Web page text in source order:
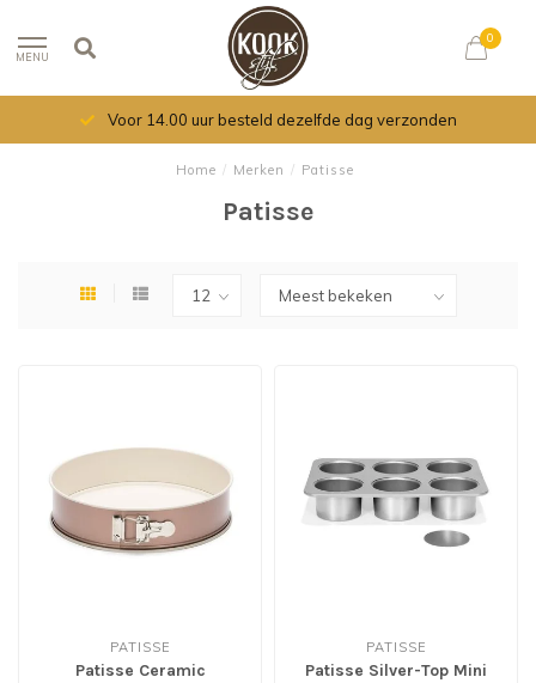
MENU
0
Voor 14.00 uur besteld dezelfde dag verzonden
Home / Merken / Patisse
Patisse
PATISSE
Patisse Ceramic
PATISSE
Patisse Silver-Top Mini